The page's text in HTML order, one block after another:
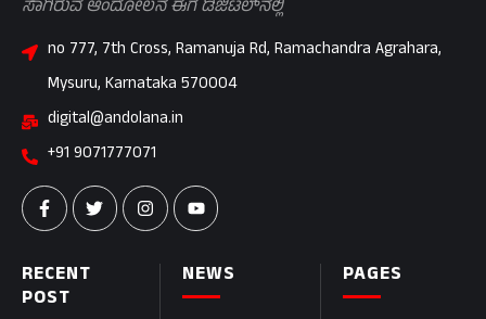
PAGES
NEWS
RECENT
POST
ಸಾಗಿರುವ ಆಂದೋಲನ ಈಗ ಡಿಜಿಟಲ್‌ನಲ್ಲಿ
no 777, 7th Cross, Ramanuja Rd, Ramachandra Agrahara,
Mysuru, Karnataka 570004
digital@andolana.in
+91 9071777071